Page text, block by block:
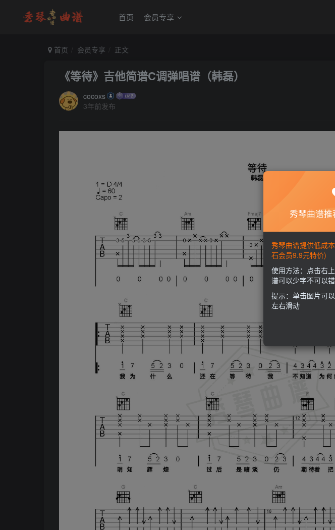
首页 会员专享
首页 会员专享 正文
《等待》吉他简谱C调弹唱谱（韩磊）
cocoxs
3年前发布
秀琴曲谱
秀琴曲谱提供低成
石会员9.9元特价)
使用方法：点击右
谱可以少字不可以
提示：单击图片可
左右滑动